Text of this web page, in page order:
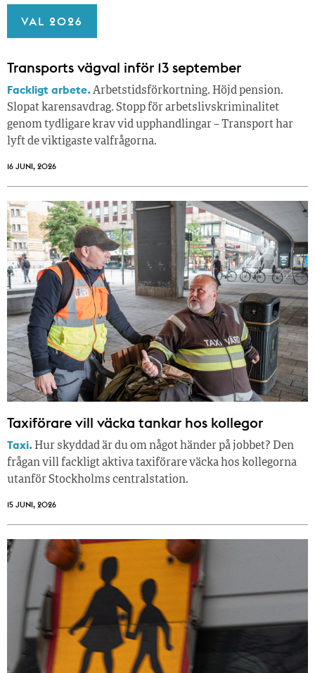
VAL 2026
Transports vägval inför 13 september
Fackligt arbete.Arbetstidsförkortning. Höjd pension.
Slopat karensavdrag. Stopp för arbetslivskriminalitet
genom tydligare krav vid upphandlingar – Transport har
lyft de viktigaste valfrågorna.
16 JUNI, 2026
Taxiförare vill väcka tankar hos kollegor
Taxi. Hur skyddad är du om något händer på jobbet? Den
frågan vill fackligt aktiva taxiförare väcka hos kollegorna
utanför Stockholms centralstation.
15 JUNI, 2026